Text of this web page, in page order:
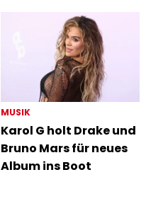
MUSIK
Karol G holt Drake und
Bruno Mars für neues
Album ins Boot